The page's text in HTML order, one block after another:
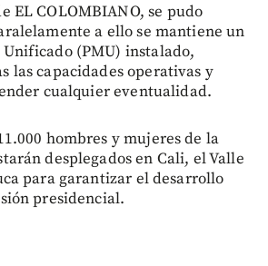
EL COLOMBIANO, se pudo
a ello se mantiene un
Unificado (PMU) instalado,
las capacidades operativas y
cualquier eventualidad.
hombres y mujeres de la
desplegados en Cali, el Valle
para garantizar el desarrollo
presidencial.